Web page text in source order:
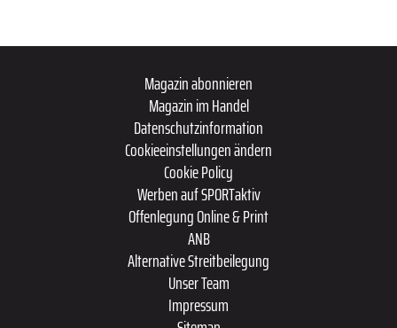
Magazin abonnieren
Magazin im Handel
Datenschutzinformation
Cookieeinstellungen ändern
Cookie Policy
Werben auf SPORTaktiv
Offenlegung Online & Print
ANB
Alternative Streitbeilegung
Unser Team
Impressum